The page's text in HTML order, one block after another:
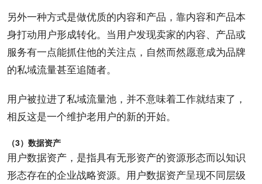
另外一种方式是做优质的内容和产品，靠内容和产品本
身打动用户形成转化。当用户发现卖家的内容、产品或
服务有一点能抓住他的关注点，自然而然愿意成为品牌
的私域流量甚至追随者。
用户被拉进了私域流量池，并不意味着工作就结束了，
相反这是一个维护老用户的新的开始。
（3）数据资产
用户数据资产，是指具有无形资产的资源形态而以知识
形态存在的企业战略资源。用户数据资产呈现不同层级